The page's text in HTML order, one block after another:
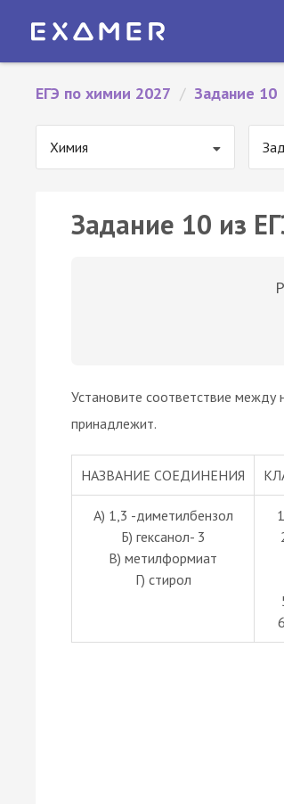
ЕГЭ по химии 2027 / Задание 10
Химия
Задание 10 из
Установите соответствие между
принадлежит.
НАЗВАНИЕ СОЕДИНЕНИЯ
А) 1,3 -диметилбензол
Б) гексанол- 3
В) метилформиат
Г) стирол